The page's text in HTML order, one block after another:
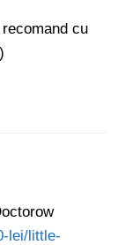
cu
lei/little-